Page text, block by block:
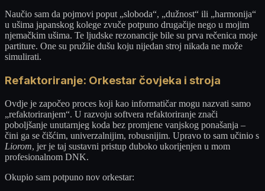
Naučio sam da pojmovi poput „sloboda“, „dužnost“ ili „harmonija“
u ušima japanskog kolege zvuče potpuno drugačije nego u mojim
njemačkim ušima. Te ljudske rezonancije bile su prva rečenica moje
partiture. One su pružile dušu koju nijedan stroj nikada ne može
simulirati.
Refaktoriranje: Orkestar čovjeka i stroja
Ovdje je započeo proces koji kao informatičar mogu nazvati samo
„refaktoriranjem“. U razvoju softvera refaktoriranje znači
poboljšanje unutarnjeg koda bez promjene vanjskog ponašanja –
čini ga se čišćim, univerzalnijim, robusnijim. Upravo to sam učinio s
Liorom, jer je taj sustavni pristup duboko ukorijenjen u mom
profesionalnom DNK.
Okupio sam potpuno nov orkestar: